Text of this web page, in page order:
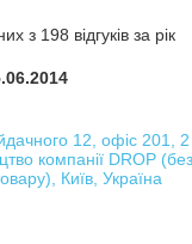
з 198 відгуків за рік
12, офіс 201, 2
компанії DROP
Київ, Україна